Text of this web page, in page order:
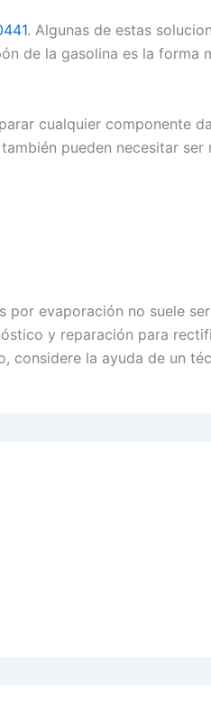
. Algunas de estas
de la gasolina es la
cualquier componente
pueden necesitar
evaporación no suele
y reparación para
considere la ayuda de un